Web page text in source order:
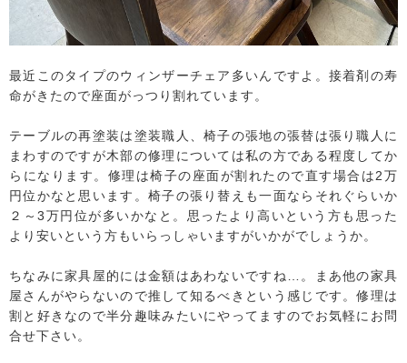
最近このタイプのウィンザーチェア多いんですよ。接着剤の寿
命がきたので座面がっつり割れています。
テーブルの再塗装は塗装職人、椅子の張地の張替は張り職人に
まわすのですが木部の修理については私の方である程度してか
らになります。修理は椅子の座面が割れたので直す場合は2万
円位かなと思います。椅子の張り替えも一面ならそれぐらいか
２～3万円位が多いかなと。思ったより高いという方も思った
より安いという方もいらっしゃいますがいかがでしょうか。
ちなみに家具屋的には金額はあわないですね…。まあ他の家具
屋さんがやらないので推して知るべきという感じです。修理は
割と好きなので半分趣味みたいにやってますのでお気軽にお問
合せ下さい。